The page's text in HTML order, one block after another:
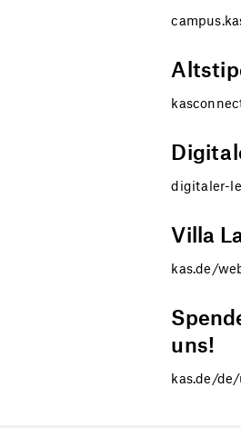
digitaler-
Villa
kas.de/
uns!
kas.de/